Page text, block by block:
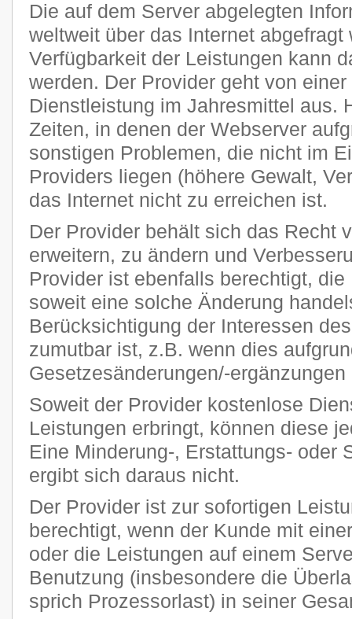
Die auf dem Server abgelegten
weltweit über das Internet
Verfügbarkeit der Leistungen kann
werden. Der Provider geht von
Dienstleistung im Jahresmittel aus.
Zeiten, in denen der Webserver
sonstigen Problemen, die nicht im
Providers liegen (höhere Gewalt,
das Internet nicht zu erreichen ist.
Der Provider behält sich das Recht
erweitern, zu ändern und
Provider ist ebenfalls berechtigt,
soweit eine solche Änderung
Berücksichtigung der Interessen
zumutbar ist, z.B. wenn dies
Gesetzesänderungen/-
Soweit der Provider kostenlose
Leistungen erbringt, können diese
Eine Minderung-, Erstattungs- oder
ergibt sich daraus nicht.
Der Provider ist zur sofortigen
berechtigt, wenn der Kunde mit
oder die Leistungen auf einem
Benutzung (insbesondere die
sprich Prozessorlast) in seiner